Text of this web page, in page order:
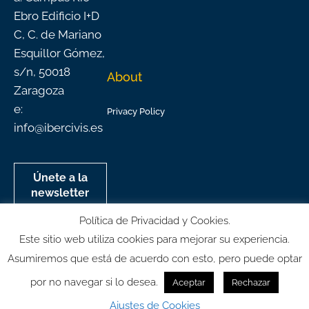
Ebro Edificio I+D
C, C. de Mariano
Esquillor Gómez,
s/n, 50018
Zaragoza
e:
info@ibercivis.es
Únete a la
newsletter
mensual de
Ibercivis
About
Privacy Policy
© All rights reserved
Política de Privacidad y Cookies.
Este sitio web utiliza cookies para mejorar su experiencia.
Asumiremos que está de acuerdo con esto, pero puede optar
por no navegar si lo desea.
Aceptar Rechazar
Ajustes de Cookies